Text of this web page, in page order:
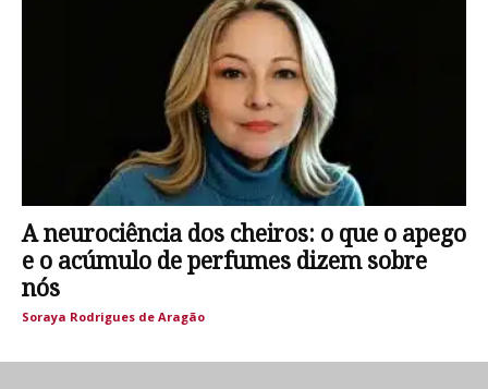
A neurociência dos cheiros: o que o apego
e o acúmulo de perfumes dizem sobre
nós
Soraya Rodrigues de Aragão